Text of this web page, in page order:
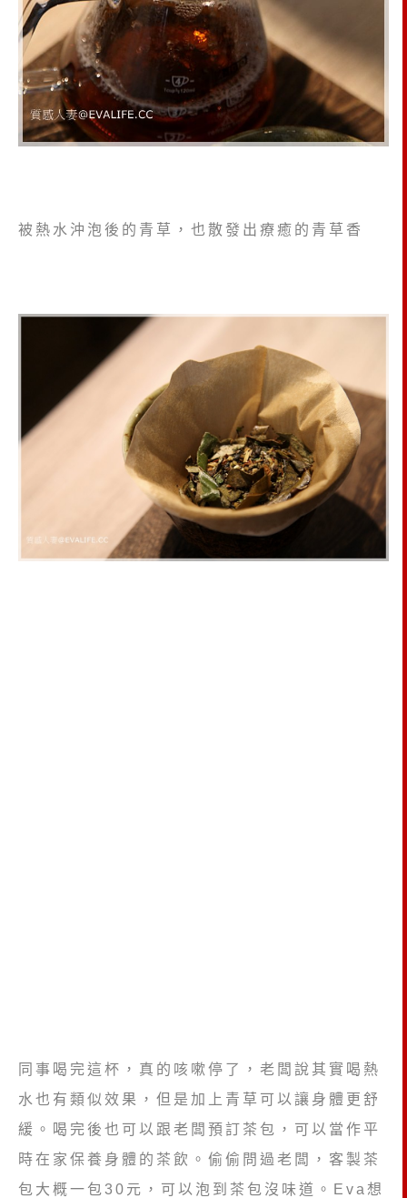
被熱水沖泡後的青草，也散發出療癒的青草香
同事喝完這杯，真的咳嗽停了，老闆說其實喝熱
水也有類似效果，但是加上青草可以讓身體更舒
緩。 喝完後也可以跟老闆預訂茶包，可以當作平
時在家保養身體的茶飲。偷偷問過老闆，客製茶
包大概一包30元，可以泡到茶包沒味道。Eva想